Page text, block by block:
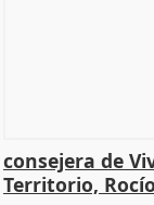
consejera de
Territorio,